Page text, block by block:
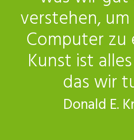
verstehen,
Computer zu
Kunst ist
das wir
Donald E.